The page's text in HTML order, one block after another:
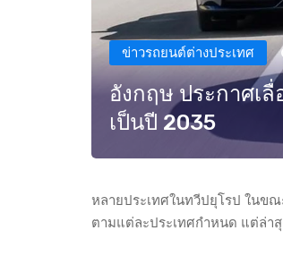
ข่าวรถยนต์ต่างประเทศ
อังกฤษ ประกาศเ
เป็นปี 2035
หลายประเทศในทวีปยุโรป ในข
ตามแต่ละประเทศกำหนด แต่ล่า